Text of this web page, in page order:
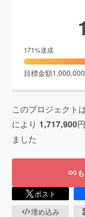
171%達成
目標金額1,000,000
このプロジェクトは
により 1,717,900
ました
ポスト
埋め込み